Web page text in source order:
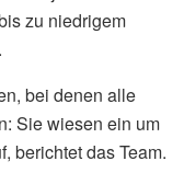
zu niedrigem
bei denen alle
Sie wiesen ein um
berichtet das Team.